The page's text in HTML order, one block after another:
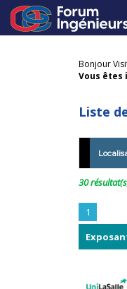
Bonjour
Vous êtes
Liste
30
1